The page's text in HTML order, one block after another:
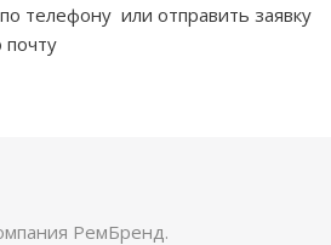
телефону или отправить заявку
почту
РемБренд.